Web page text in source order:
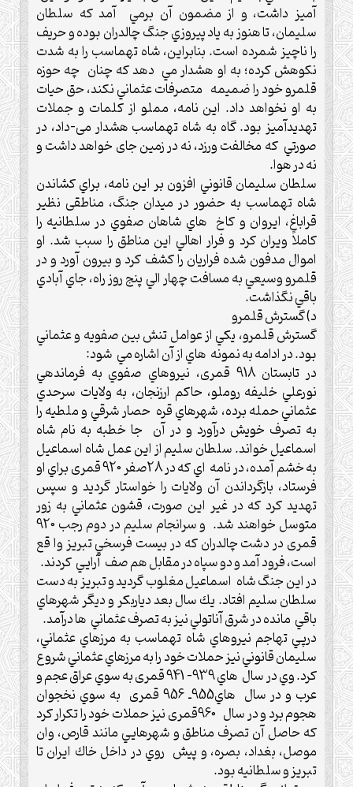
آميز داشت، و از مضمون آن برمي آمد که سلطان
سليمان، تا هنوز به ياد پيروزي جنگ چالدران بوده و حريف
را ناچيز شمرده است. بنابراين، شاه تهماسب را به شدت
نكوهش كرده؛ به او هشدار مي ‌دهد كه چنان چه حوزه
قلمرو خود را ضميمه متصرفات عثماني نكند، حق حيات
به او نخواهد داد.‌ اين نامه، مملو از كلمات و جملات
تهديدآميز بود.‌ گاه به شاه تهماسب هشدار می-داد، در
صورتي كه مخالفت ورزد، نه در زمين جای خواهد داشت و
نه در هوا. ‌
سلطان سليمان قانوني افزون بر این نامه، براي كشاندن
شاه تهماسب به حضور در ميدان جنگ، مناطقی نظير
قراباغ، ايروان و كاخ هاي شاهان صفوي در سلطانيه را
كاملاً ويران كرد و فرار اهالي اين مناطق را سبب شد.‌ او
اموال مدفون شده فراريان را كشف کرد و بيرون آورد و در
قلمرو وسيعي به مسافت چهار الي پنج روز راه، جاي آبادي
باقي نگذاشت.‌
د) گسترش قلمرو
گسترش قلمرو، يكي از عوامل تنش بين صفويه و عثماني
بود. در ادامه به نمونه هاي از آن اشاره مي شود:
در تابستان 918 قمری، نيروهاي صفوي به فرماندهي
نورعلي خليفه روملو، حاكم ارزنجان، به ولايات سرحدي
عثماني حمله برده، شهرهاي قره حصار شرقي و ملطيه را
به تصرف خويش درآورد و در آن جا خطبه به نام شاه
اسماعيل خواند.‌ سلطان سليم از اين عمل شاه اسماعيل
به خشم آمده، در نامه اي كه در 28صفر 920 قمری براي او
فرستاد، بازگرداندن آن ولايات را خواستار گرديد و سپس
تهديد كرد كه در غير اين صورت، قشون عثماني به زور
متوسل خواهند شد. و سرانجام سليم در دوم رجب 920
قمری در دشت چالدران كه در بيست فرسخي تبريز وا قع
است، فرود آمد و دو سپاه در مقابل هم صف آرايي كردند.
در اين جنگ شاه اسماعيل مغلوب گرديد و تبريز به دست
سلطان سليم افتاد. يك سال بعد دياربكر و ديگر شهرهاي
باقي مانده در شرق آناتولي نیز به تصرف عثماني ها درآمد.‌
درپي تهاجم نيروهاي شاه تهماسب به مرزهاي عثماني،
سليمان قانوني نيز حملات خود را به مرزهاي عثماني شروع
كرد.‌ وي در سال هاي 939- 941 قمری به سوي عراق عجم و
عرب و در سال هاي955ـ 956 قمری به سوي نخجوان
هجوم برد و در سال 960قمری نيز حملات خود را تكرار كرد
كه حاصل آن تصرف مناطق و شهرهايي مانند قارص، وان
موصل، بغداد، بصره، و پيش روي در داخل خاك ايران تا
تبريز و سلطانيه بود.‌